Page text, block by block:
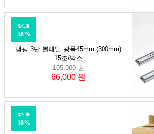
댐핑 3단 볼레일 광폭45mm (300mm)
15조/박스
할인률
38%
105,000 원
66,000 원
할인률
10%